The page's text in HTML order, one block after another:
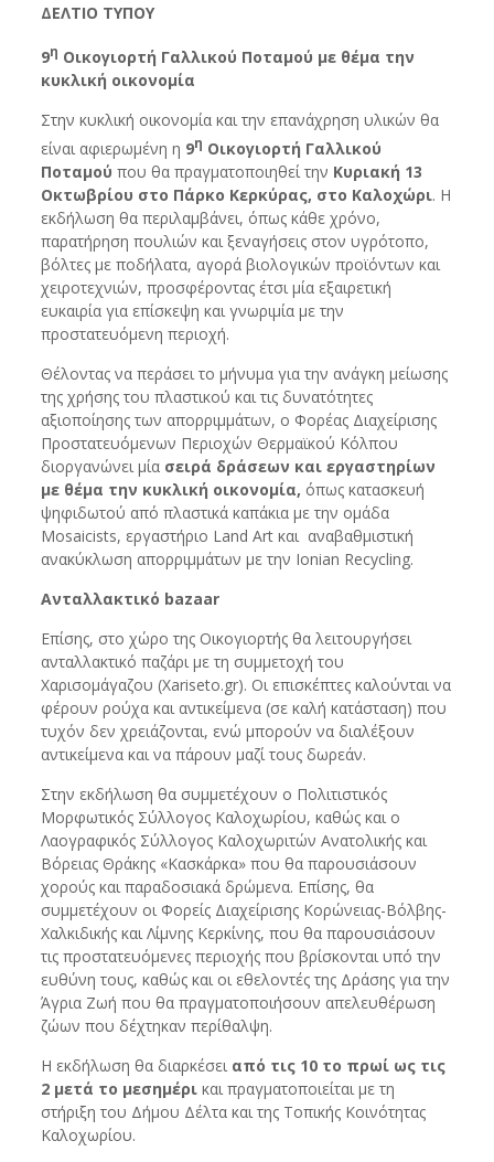
ΔΕΛΤΙΟ ΤΥΠΟΥ
9η Οικογιορτή Γαλλικού Ποταμού με θέμα την
κυκλική οικονομία
Στην κυκλική οικονομία και την επανάχρηση υλικών θα
είναι αφιερωμένη η 9η Οικογιορτή Γαλλικού
Ποταμού που θα πραγματοποιηθεί την Κυριακή 13
Οκτωβρίου στο Πάρκο Κερκύρας, στο Καλοχώρι. Η
εκδήλωση θα περιλαμβάνει, όπως κάθε χρόνο,
παρατήρηση πουλιών και ξεναγήσεις στον υγρότοπο,
βόλτες με ποδήλατα, αγορά βιολογικών προϊόντων και
χειροτεχνιών, προσφέροντας έτσι μία εξαιρετική
ευκαιρία για επίσκεψη και γνωριμία με την
προστατευόμενη περιοχή.
Θέλοντας να περάσει το μήνυμα για την ανάγκη μείωσης
της χρήσης του πλαστικού και τις δυνατότητες
αξιοποίησης των απορριμμάτων, ο Φορέας Διαχείρισης
Προστατευόμενων Περιοχών Θερμαϊκού Κόλπου
διοργανώνει μία σειρά δράσεων και εργαστηρίων
με θέμα την κυκλική οικονομία, όπως κατασκευή
ψηφιδωτού από πλαστικά καπάκια με την ομάδα
Mosaicists, εργαστήριο Land Art και αναβαθμιστική
ανακύκλωση απορριμμάτων με την Ionian Recycling.
Ανταλλακτικό bazaar
Επίσης, στο χώρο της Οικογιορτής θα λειτουργήσει
ανταλλακτικό παζάρι με τη συμμετοχή του
Χαρισομάγαζου (Xariseto.gr). Οι επισκέπτες καλούνται να
φέρουν ρούχα και αντικείμενα (σε καλή κατάσταση) που
τυχόν δεν χρειάζονται, ενώ μπορούν να διαλέξουν
αντικείμενα και να πάρουν μαζί τους δωρεάν.
Στην εκδήλωση θα συμμετέχουν ο Πολιτιστικός
Μορφωτικός Σύλλογος Καλοχωρίου, καθώς και ο
Λαογραφικός Σύλλογος Καλοχωριτών Ανατολικής και
Βόρειας Θράκης «Κασκάρκα» που θα παρουσιάσουν
χορούς και παραδοσιακά δρώμενα. Επίσης, θα
συμμετέχουν οι Φορείς Διαχείρισης Κορώνειας-Βόλβης-
Χαλκιδικής και Λίμνης Κερκίνης, που θα παρουσιάσουν
τις προστατευόμενες περιοχής που βρίσκονται υπό την
ευθύνη τους, καθώς και οι εθελοντές της Δράσης για την
Άγρια Ζωή που θα πραγματοποιήσουν απελευθέρωση
ζώων που δέχτηκαν περίθαλψη.
Η εκδήλωση θα διαρκέσει από τις 10 το πρωί ως τις
2 μετά το μεσημέρικαι πραγματοποιείται με τη
στήριξη του Δήμου Δέλτα και της Τοπικής Κοινότητας
Καλοχωρίου.